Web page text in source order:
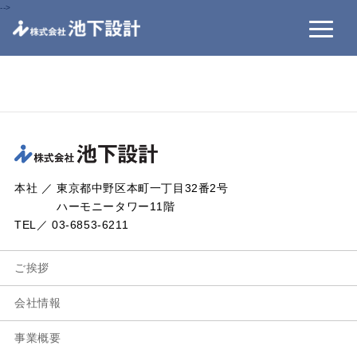
-->
本社 ／ 東京都中野区本町一丁目32番2号
ハーモニータワー11階
TEL／ 03-6853-6211
ご挨拶
会社情報
事業概要